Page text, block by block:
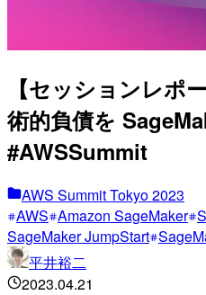
【セッションレポ
術的負債を
#AWSSummit
AWS Summit Tokyo 2023
AWS Amazon SageMaker
SageMaker JumpStart
平井裕二
2023.04.21